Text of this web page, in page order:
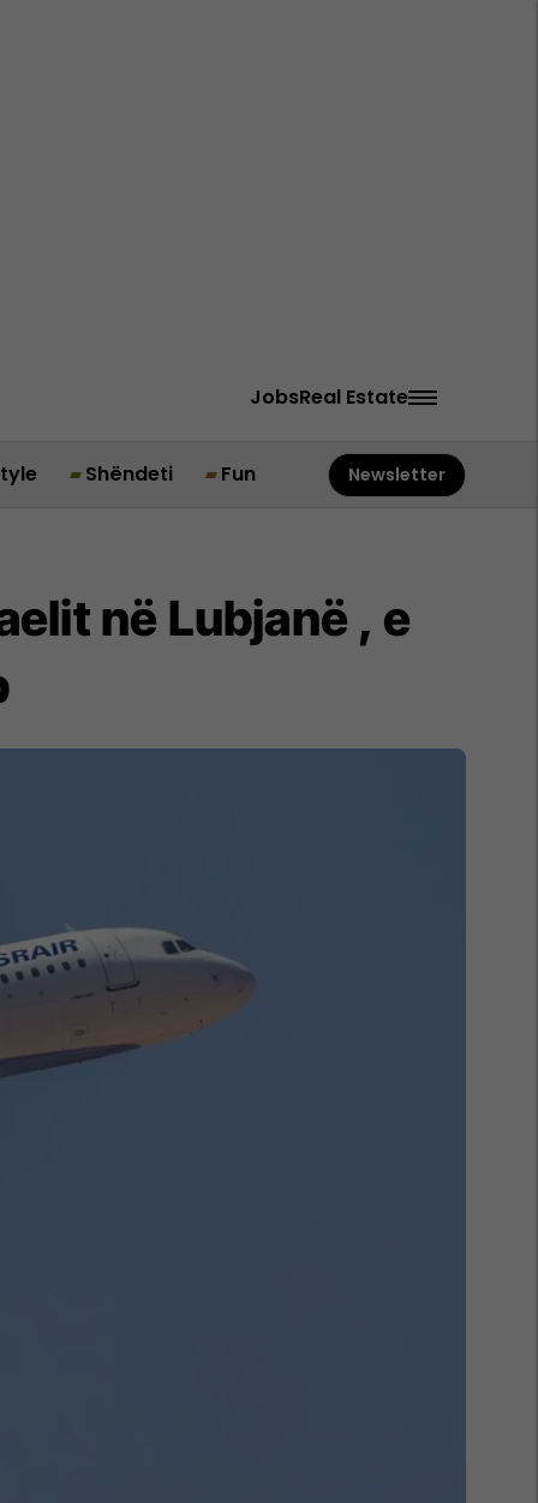
JobsReal Estate
Shëndeti Fun Newsletter
në Lubjanë , e